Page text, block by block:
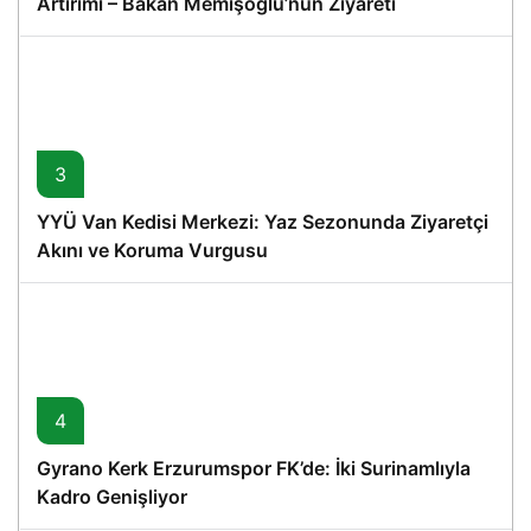
3
YYÜ Van Kedisi Merkezi: Yaz Sezonunda Ziyaretçi
Akını ve Koruma Vurgusu
4
Gyrano Kerk Erzurumspor FK’de: İki Surinamlıyla
Kadro Genişliyor